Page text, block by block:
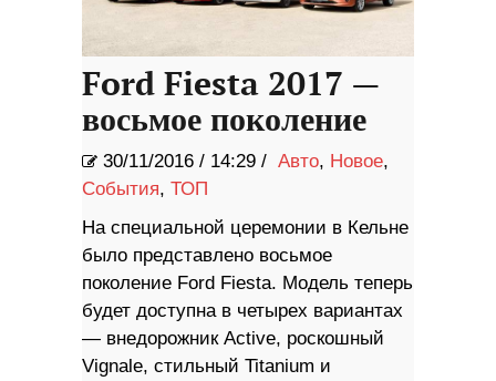
Ford Fiesta 2017 —
восьмое поколение
30/11/2016 / 14:29 / Авто, Новое,
События, ТОП
На специальной церемонии в Кельне
было представлено восьмое
поколение Ford Fiesta. Модель теперь
будет доступна в четырех вариантах
— внедорожник Active, роскошный
Vignale, стильный Titanium и